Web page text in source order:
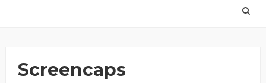
Screencaps